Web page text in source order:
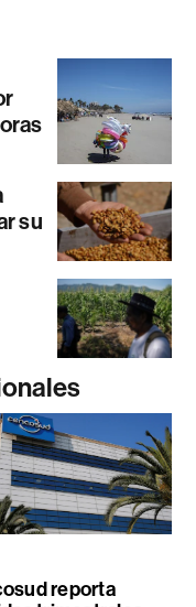
su
reporta